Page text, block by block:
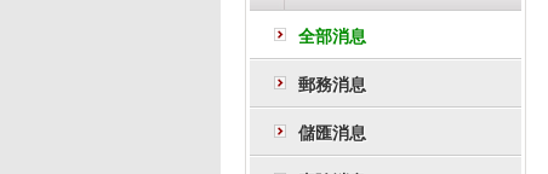
全部消息
郵務消息
儲匯消息